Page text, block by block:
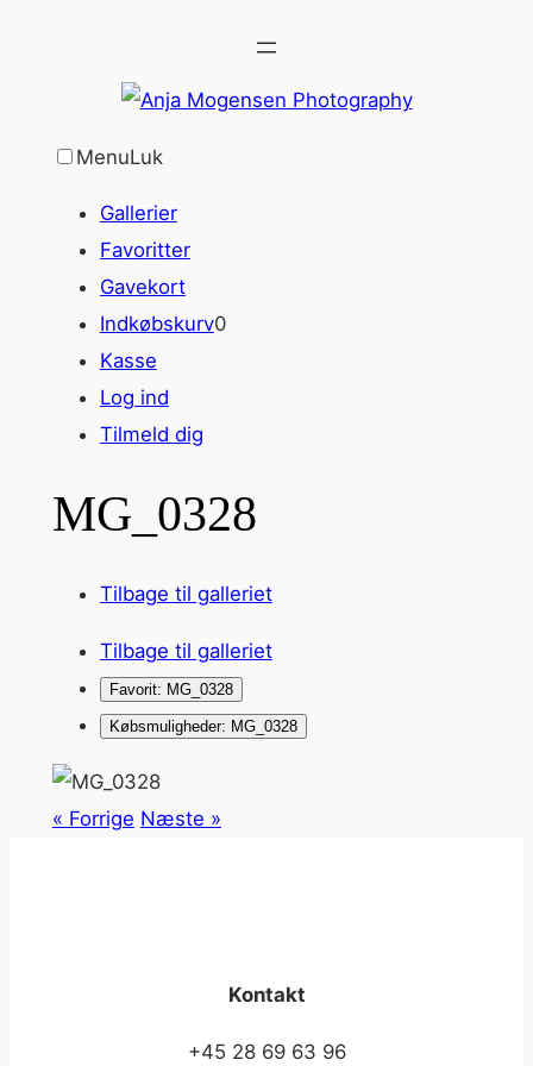
MenuLuk
Gallerier
Favoritter
Gavekort
Indkøbskurv0
Kasse
Log ind
Tilmeld dig
MG_0328
Tilbage til galleriet
Tilbage til galleriet
Favorit: MG_0328
Købsmuligheder: MG_0328
« Forrige Næste »
Kontakt
+45 28 69 63 96